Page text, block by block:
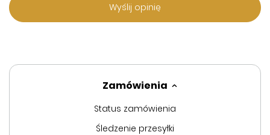
Wyślij opinię
Zamówienia
Status zamówienia
Śledzenie przesyłki